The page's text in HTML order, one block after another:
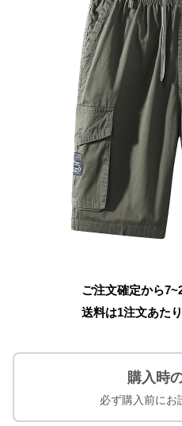
ご注文確定から
送料は1注文あたり
購入時
必ず購入前にお